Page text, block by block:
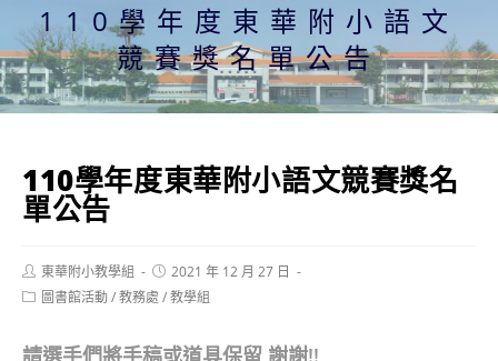
110學年度東華附小語文
競賽獎名單公告
110學年度東華附小語文競賽獎名
單公告
Post
author:
東華附小教學組
Post
published:
2021 年 12 月 27 日
Post圖書館活動/教務處 /教學組
請選手們將手稿或道具保留,謝謝!!